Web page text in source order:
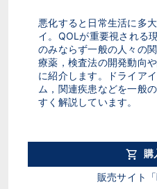
悪化すると日常生活に多
イ。QOLが重要視される
のみならず一般の人々の
療薬，検査法の開発動向
に紹介します。ドライア
ム，関連疾患などを一般
すく解説しています。
購
販売サイト